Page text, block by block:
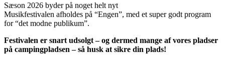
Sæson 2026 byder på noget helt nyt
Musikfestivalen afholdes på “Engen”, med et super godt program
for“det modne publikum”.
Festivalen er snart udsolgt–og dermed mange afvores pladser
på campingpladsen – så husk at sikre din plads!